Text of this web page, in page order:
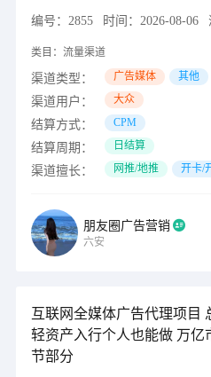
编号： 2855 时间： 2026-08-06
类目： 流量渠道
渠道类型： 广告媒体 其他
渠道用户： 大众
结算方式： CPM
结算周期： 日结算
渠道擅长： 网推/地推 开卡/
朋友圈广告营销
六安
互联网全媒体广告代理项目
轻资产入行个人也能做 万亿
节部分